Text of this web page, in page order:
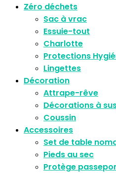
Zéro déchets
Sac à vrac
Essuie-tout
Charlotte
Protections
Lingettes
Décoration
Attrape-rêve
Décorations à
Coussin
Accessoires
Set de table
Pieds au sec
Protège